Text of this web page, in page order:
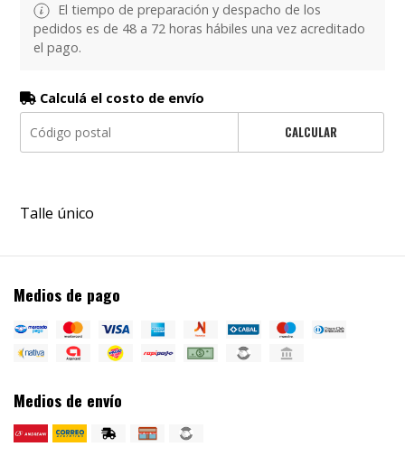
El tiempo de preparación y despacho de los
pedidos es de 48 a 72 horas hábiles una vez acreditado
el pago.
Calculá el costo de envío
CALCULAR
Talle único
Medios de pago
Medios de envío